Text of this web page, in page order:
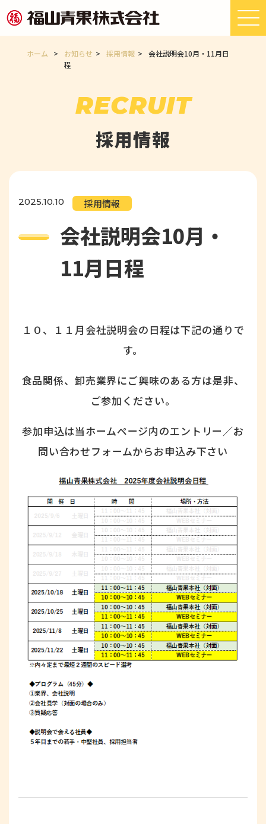
ホーム > お知らせ > 採用情報 >
会社説明会10月・11月日
程
RECRUIT
採用情報
2025.10.10 採用情報
会社説明会10月・
11月日程
１０、１１月会社説明会の日程は下記の通りで
す。
食品関係、卸売業界にご興味のある方は是非、
ご参加ください。
参加申込は当ホームページ内のエントリー／お
問い合わせフォームからお申込み下さい